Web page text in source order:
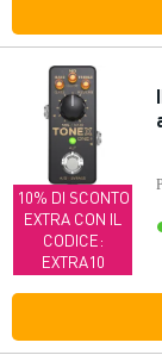
10% DI SCONTO
EXTRA CON IL
CODICE:
EXTRA10